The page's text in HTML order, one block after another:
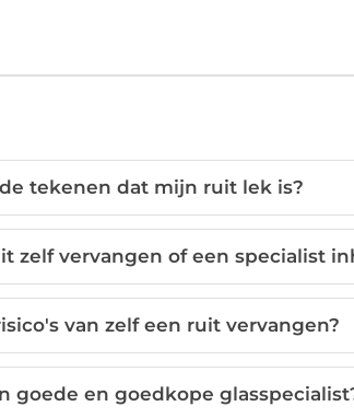
tekenen dat mijn ruit lek is?
zelf vervangen of een specialist
van zelf een ruit vervangen?
goede en goedkope